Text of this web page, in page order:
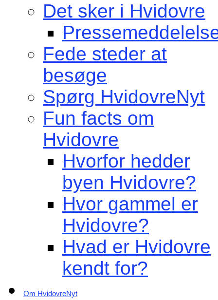
Det sker i Hvidovre
Fede steder at
besøge
Spørg HvidovreNyt
Fun facts om
Hvidovre
Hvorfor hedder
byen Hvidovre?
Hvor gammel er
Hvidovre?
Hvad er Hvidovre
kendt for?
Om HvidovreNyt